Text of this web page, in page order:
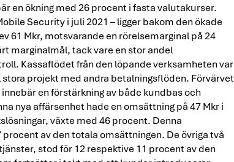
en ökning med 26 procent i fasta valutakurser.
Security i juli 2021 – ligger bakom den ökade
61 Mkr, motsvarande en rörelsemarginal på 24
marginalmål, tack vare en stor andel
Kassaflödet från den löpande verksamheten var
stora projekt med andra betalningsflöden. Förvärvet
en förstärkning av både kundbas och
nya affärsenhet hade en omsättning på 47 Mkr i
växte med 46 procent. Denna
av den totala omsättningen. De övriga två
stod för 12 respektive 11 procent av den